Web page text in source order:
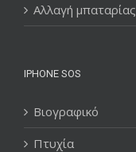
Αλλαγή μπαταρίας
IPHONE SOS
Βιογραφικό
Πτυχία